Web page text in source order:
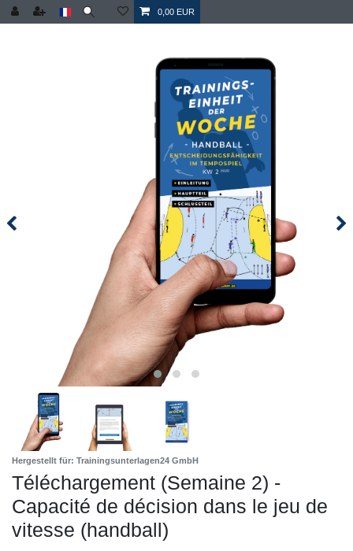
0,00 EUR
Hergestellt für: Trainingsunterlagen24 GmbH
Téléchargement (Semaine 2) -
Capacité de décision dans le jeu de
vitesse (handball)